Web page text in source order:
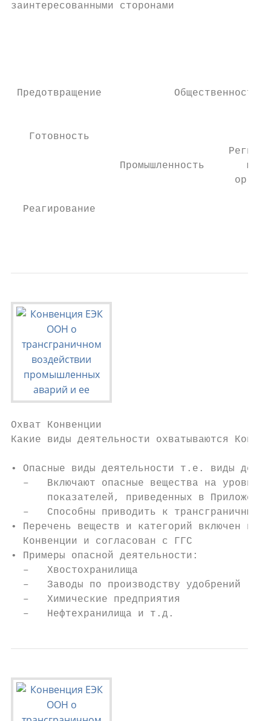
заинтересованными сторонами
Предотвращение            Общественность
Готовность
Промышленность
  Реагирование
Охват Конвенции
Какие виды деятельности охватываются
• Опасные виды деятельности т.е. виды
–   Включают опасные вещества на уровне
показателей, приведенных в
–   Способны приводить к трансграничным
• Перечень веществ и категорий включен в
  Конвенции и согласован с ГГС
• Примеры опасной деятельности:
  –   Хвостохранилища
  –   Заводы по производству удобрений
  –   Химические предприятия
  –   Нефтехранилища и т.д.